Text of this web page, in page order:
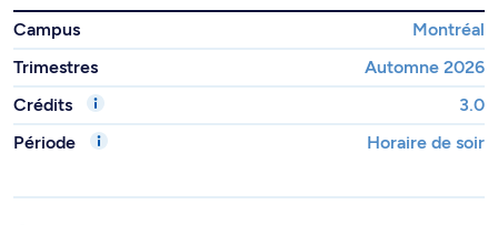
Campus
Montréal
Trimestres
Automne 2026
Crédits
3.0
Période
Horaire de soir